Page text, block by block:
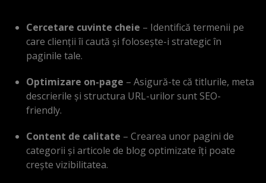
Cercetare cuvinte cheie – Identifică termenii pe
care clienții îi caută și folosește-i strategic în
paginile tale.
Optimizare on-page – Asigură-te că titlurile, meta
descrierile și structura URL-urilor sunt SEO-
friendly.
Content de calitate – Crearea unor pagini de
categorii și articole de blog optimizate îți poate
crește vizibilitatea.